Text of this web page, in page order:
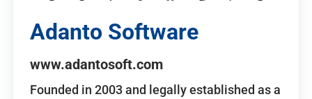
Adanto Software
www.adantosoft.com
Founded in 2003 and legally established as a